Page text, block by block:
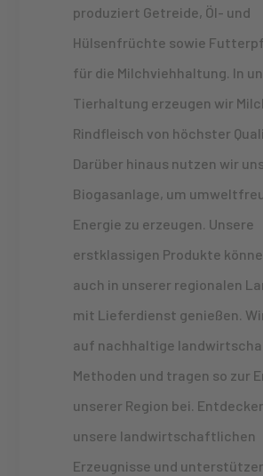
produziert Getreide, Öl- und
Hülsenfrüchte sowie
für die Milchviehhaltung. In
Tierhaltung erzeugen wir
Rindfleisch von höchster
Darüber hinaus nutzen wir
Biogasanlage, um
Energie zu erzeugen. Unsere
erstklassigen Produkte
auch in unserer regionalen
mit Lieferdienst genießen.
auf nachhaltige
Methoden und tragen so zur
unserer Region bei.
unsere landwirtschaftlichen
Erzeugnisse und